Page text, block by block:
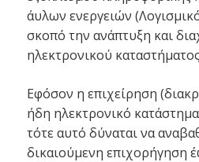
άυλων ενεργειών
σκοπό την ανάπτυξη και
ηλεκτρονικού
Εφόσον η επιχείρηση
ήδη ηλεκτρονικό
τότε αυτό δύναται να
δικαιούμενη επιχορήγηση